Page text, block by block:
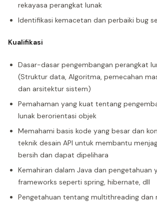
rekayasa perangkat lunak
Identifikasi kemacetan dan perbaiki bug
Kualifikasi
Dasar-dasar pengembangan perangkat
(Struktur data, Algoritma, pemecahan
dan arsitektur sistem)
Pemahaman yang kuat tentang
lunak berorientasi objek
Memahami basis kode yang besar dan
teknik desain API untuk membantu
bersih dan dapat dipelihara
Kemahiran dalam Java dan pengetahuan
frameworks seperti spring, hibernate, dll
Pengetahuan tentang multithreading dan